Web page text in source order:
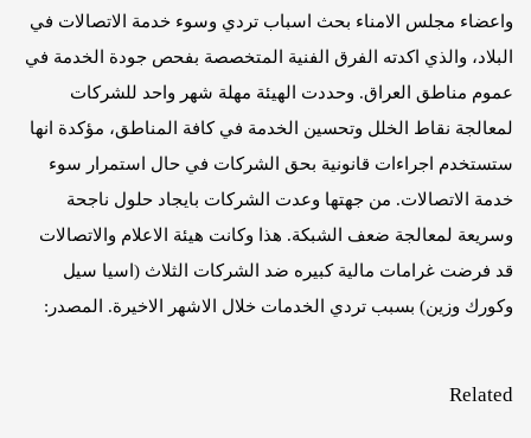
واعضاء مجلس الامناء بحث اسباب تردي وسوء خدمة الاتصالات في
البلاد، والذي اكدته الفرق الفنية المتخصصة بفحص جودة الخدمة في
عموم مناطق العراق. وحددت الهيئة مهلة شهر واحد للشركات
لمعالجة نقاط الخلل وتحسين الخدمة في كافة المناطق، مؤكدة انها
ستستخدم اجراءات قانونية بحق الشركات في حال استمرار سوء
خدمة الاتصالات. من جهتها وعدت الشركات بايجاد حلول ناجحة
وسريعة لمعالجة ضعف الشبكة. هذا وكانت هيئة الاعلام والاتصالات
قد فرضت غرامات مالية كبيره ضد الشركات الثلاث (اسيا سيل
وكورك وزين) بسبب تردي الخدمات خلال الاشهر الاخيرة. المصدر:
Related